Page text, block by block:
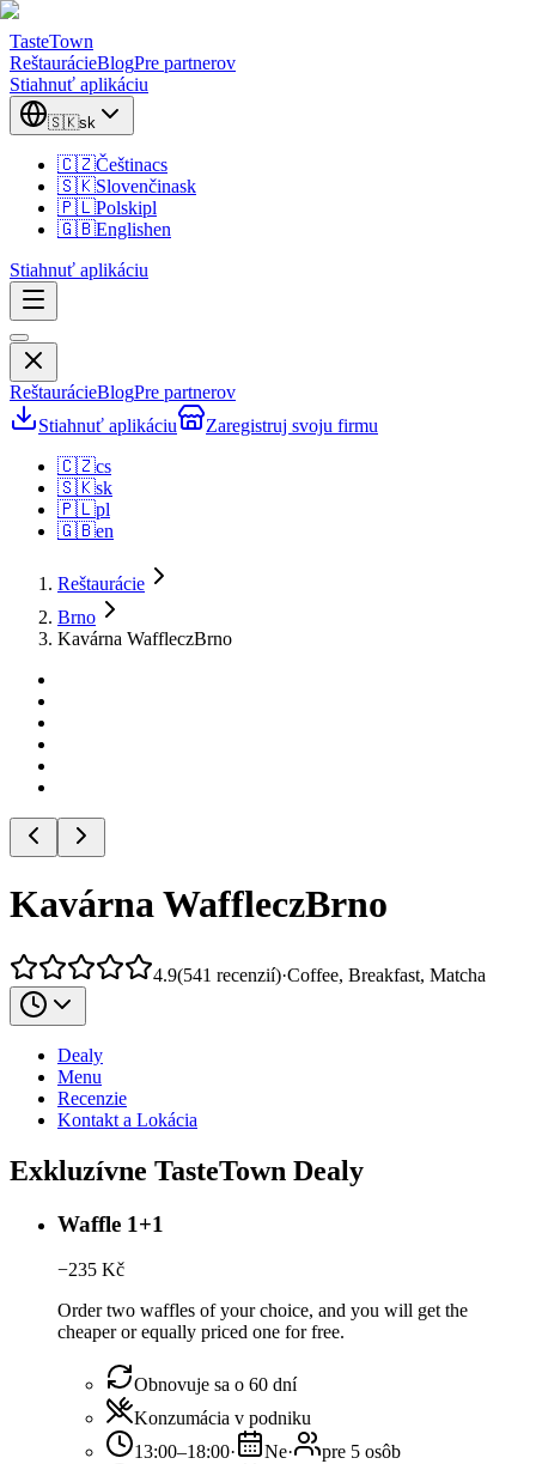
TasteTown
ReštaurácieBlogPre partnerov
Stiahnuť aplikáciu
🇸🇰sk
🇨🇿Češtinacs
🇸🇰Slovenčinask
🇵🇱Polskipl
🇬🇧Englishen
Stiahnuť aplikáciu
ReštaurácieBlogPre partnerov
Stiahnuť aplikáciu
Zaregistruj svoju firmu
🇨🇿cs
🇸🇰sk
🇵🇱pl
🇬🇧en
Reštaurácie
Brno
Kavárna WaffleczBrno
Kavárna WaffleczBrno
4.9(541 recenzií)·Coffee, Breakfast, Matcha
Dealy
Menu
Recenzie
Kontakt a Lokácia
Exkluzívne TasteTown Dealy
Waffle 1+1
−235 Kč
Order two waffles of your choice, and you will get the
cheaper or equally priced one for free.
Obnovuje sa o 60 dní
Konzumácia v podniku
13:00–18:00· Ne·
pre 5 osôb